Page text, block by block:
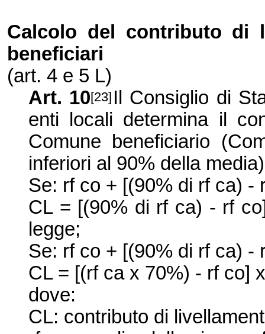
Calcolo del contributo di
beneficiari
(art. 4 e 5 L)
Art. 10[23] Il Consiglio di
enti locali determina il
Comune beneficiario
inferiori al 90% della
Se: rf co + [(90% di rf ca) -
CL = [(90% di rf ca) - rf
legge;
Se: rf co + [(90% di rf ca) -
CL = [(rf ca x 70%) - rf co]
dove:
CL: contributo di